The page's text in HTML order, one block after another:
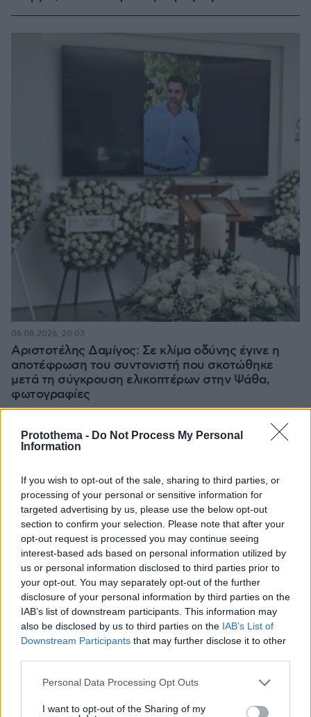
Protothema - Do Not Process My Personal
Information
If you wish to opt-out of the sale, sharing to third parties, or
processing of your personal or sensitive information for
targeted advertising by us, please use the below opt-out
section to confirm your selection. Please note that after your
opt-out request is processed you may continue seeing
interest-based ads based on personal information utilized by
us or personal information disclosed to third parties prior to
your opt-out. You may separately opt-out of the further
disclosure of your personal information by third parties on the
IAB’s list of downstream participants. This information may
also be disclosed by us to third parties on the IAB’s List of
Downstream Participants that may further disclose it to other
Please note that this website/app uses one or more Google
not limited to your visit or usage behaviour. You may click to
Personal Data Processing Opt Outs
I want to opt-out of the Sharing of my
Αριστοτέλης Δαμίγος: Σε κλίμα οδύνης έγινε η
αποτέφρωση του συντονιστή που σκοτώθηκε
μετά τη σύγκρουση ελικοπτέρων στην Ψάθα,
φωτογραφίες
06.08.2026, 20:03